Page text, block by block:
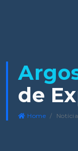
de
Home